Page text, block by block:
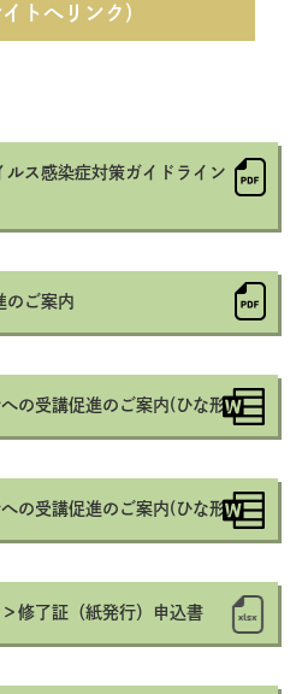
トへリンク)
ルス感染症対策ガイドライン
のご案内
の受講促進のご案内(ひな形)
の受講促進のご案内(ひな形)
修了証（紙発行）申込書